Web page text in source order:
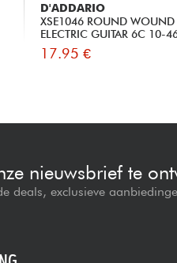
D'ADDARIO
XSE1046 ROUND WOUND
ELECTRIC GUITAR 6C 10-
17.95 €
nieuwsbrief te
deals, exclusieve